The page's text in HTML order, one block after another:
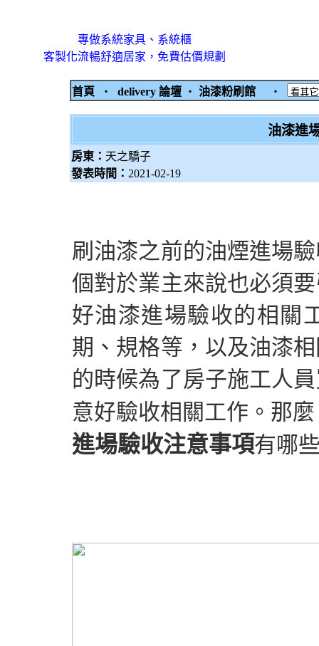
專做系統家具、系統櫃
客製化流暢舒適居家，免費估價規劃
首頁 ‧ delivery 論壇 ‧ 油漆粉刷館 ‧
油漆進
房東： 天之驕子
發表時間： 2021-02-19
刷油漆之前的油煙進場
個對於業主來說也必須
好油漆進場驗收的相關
期、規格等，以及油漆
的時候為了房子施工人
意好驗收相關工作。那
進場驗收注意事項有哪